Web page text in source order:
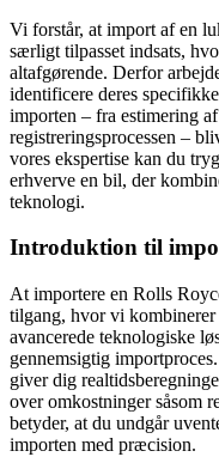
Vi forstår, at import af en
særligt tilpasset indsats,
altafgørende. Derfor
identificere deres
importen – fra estimering
registreringsprocessen –
vores ekspertise kan du
erhverve en bil, der
teknologi.
Introduktion til
At importere en Rolls
tilgang, hvor vi kombinerer
avancerede teknologiske
gennemsigtig
giver dig
over omkostninger såsom
betyder, at du undgår
importen med præcision.